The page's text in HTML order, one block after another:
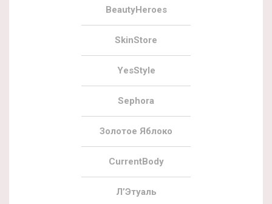
BeautyHeroes
SkinStore
YesStyle
Sephora
Золотое Яблоко
CurrentBody
Л’Этуаль